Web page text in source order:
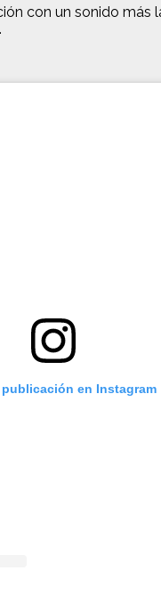
con un sonido
publicación en Instagram